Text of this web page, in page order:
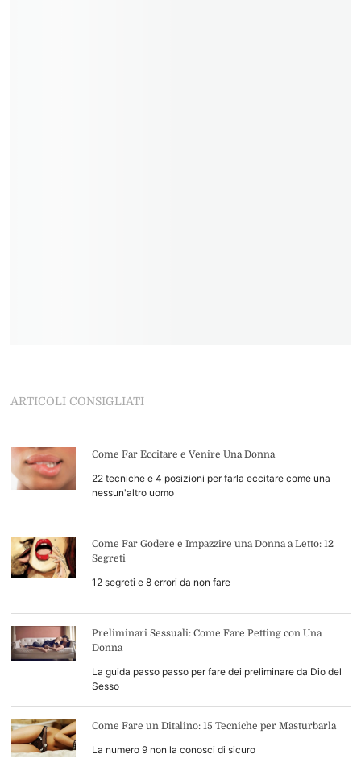
ARTICOLI CONSIGLIATI
Come Far Eccitare e Venire Una Donna
22 tecniche e 4 posizioni per farla eccitare come una
nessun'altro uomo
Come Far Godere e Impazzire una Donna a Letto: 12
Segreti
12 segreti e 8 errori da non fare
Preliminari Sessuali: Come Fare Petting con Una
Donna
La guida passo passo per fare dei preliminare da Dio del
Sesso
Come Fare un Ditalino: 15 Tecniche per Masturbarla
La numero 9 non la conosci di sicuro